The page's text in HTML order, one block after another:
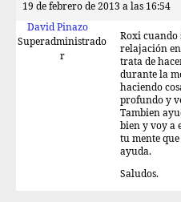
19 de febrero de 2013 a las 16:54
David Pinazo
Superadministrado
r
Roxi cuando
relajación
trata de
durante la
haciendo
profundo y
Tambien
bien y voy a
tu mente que
ayuda.
Saludos.